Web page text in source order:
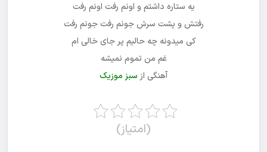
یه ستاره داشتم و اونم رفت اونم رفت
رفتش و پشت سرش جونم رفت جونم رفت
کی میدونه چه حالیم پر جای خالی ام
غم من تموم نمیشه
آهنگی از سبز موزیک
(امتیاز)